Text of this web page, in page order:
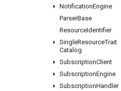
NotificationEngine
ParserBase
ResourceIdentifier
SingleResourceTrait
Catalog
SubscriptionClient
SubscriptionEngine
SubscriptionHandler